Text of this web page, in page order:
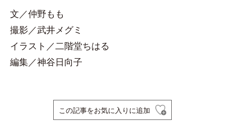
文／仲野もも
撮影／武井メグミ
イラスト／二階堂ちはる
編集／神谷日向子
この記事をお気に入りに追加